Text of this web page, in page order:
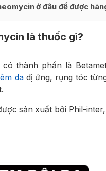
ở đâu để được
là thuốc gì?
có thành phần là
dadị ứng, rụng tóc
sản xuất bởi Phil-